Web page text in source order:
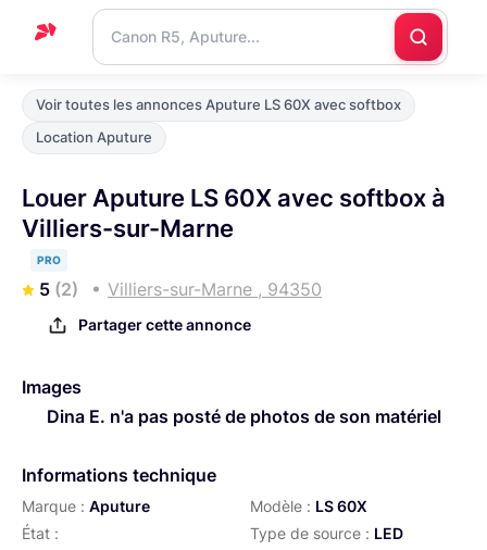
Accueil
Support
Nous
contacter
Voir toutes les annonces Aputure LS 60X avec softbox
Location Aputure
Louer Aputure LS 60X avec softbox à
Villiers-sur-Marne
PRO
5 (2) Villiers-sur-Marne , 94350
Partager cette annonce
Images
Dina E. n'a pas posté de photos de son matériel
Informations technique
Marque : Aputure Modèle : LS 60X
État :
Type de source : LED